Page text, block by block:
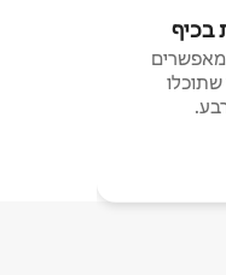
בכיף